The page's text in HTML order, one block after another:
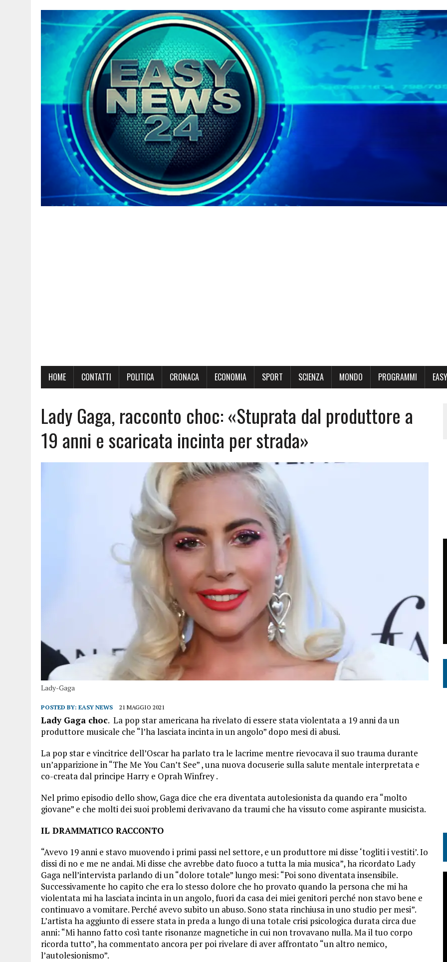
HOME CONTATTI POLITICA CRONACA ECONOMIA SPORT SCIENZA MONDO PROGRAMMI
Lady Gaga, racconto choc: «Stuprata dal produttore a
19 anni e scaricata incinta per strada»
Lady-Gaga
POSTED BY: EASY NEWS 21 MAGGIO 2021
Lady Gaga choc. La pop star americana ha rivelato di essere stata violentata a 19 anni da un
produttore musicale che “l’ha lasciata incinta in un angolo” dopo mesi di abusi.
La pop star e vincitrice dell’Oscar ha parlato tra le lacrime mentre rievocava il suo trauma durante
un’apparizione in “The Me You Can’t See” , una nuova docuserie sulla salute mentale interpretata e
co-creata dal principe Harry e Oprah Winfrey .
Nel primo episodio dello show, Gaga dice che era diventata autolesionista da quando era “molto
giovane” e che molti dei suoi problemi derivavano da traumi che ha vissuto come aspirante musicista.
IL DRAMMATICO RACCONTO
“Avevo 19 anni e stavo muovendo i primi passi nel settore, e un produttore mi disse ‘togliti i vestiti’. Io
dissi di no e me ne andai. Mi disse che avrebbe dato fuoco a tutta la mia musica”, ha ricordato Lady
Gaga nell’intervista parlando di un “dolore totale” lungo mesi: “Poi sono diventata insensibile.
Successivamente ho capito che era lo stesso dolore che ho provato quando la persona che mi ha
violentata mi ha lasciata incinta in un angolo, fuori da casa dei miei genitori perché non stavo bene e
continuavo a vomitare. Perché avevo subito un abuso. Sono stata rinchiusa in uno studio per mesi”.
L’artista ha aggiunto di essere stata in preda a lungo di una totale crisi psicologica durata circa due
anni: “Mi hanno fatto così tante risonanze magnetiche in cui non trovavano nulla. Ma il tuo corpo
ricorda tutto”, ha commentato ancora per poi rivelare di aver affrontato “un altro nemico,
l’autolesionismo”.